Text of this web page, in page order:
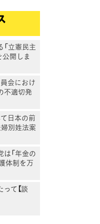
「立憲民主
公開しま
会におけ
不適切発
日本の前
別姓法案
は「年金の
体制を万
て【談